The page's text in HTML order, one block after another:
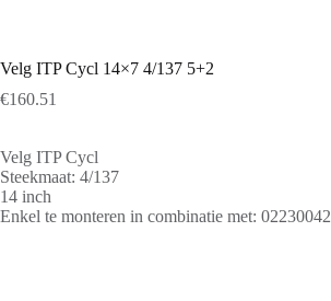
Velg ITP Cycl 14×7 4/137 5+2
€160.51
Velg ITP Cycl
Steekmaat: 4/137
14 inch
Enkel te monteren in combinatie met: 02230042